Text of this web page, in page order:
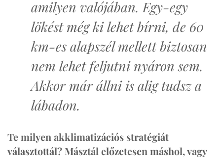
amilyen valójában. Egy-egy
lökést még ki lehet bírni, de 60
km-es alapszél mellett biztosan
nem lehet feljutni nyáron sem.
Akkor már állni is alig tudsz a
lábadon.
Te milyen akklimatizációs stratégiát
választottál? Másztál előzetesen máshol, vagy